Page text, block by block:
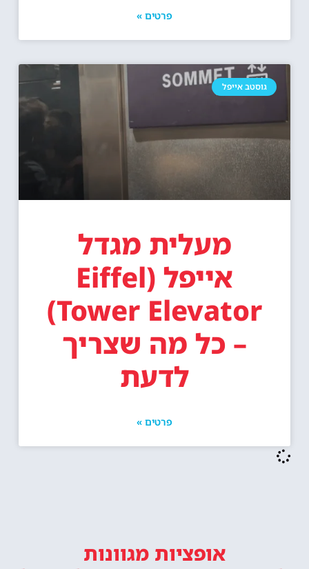
פרטים »
גוסטב אייפל
מעלית מגדל
אייפל (Eiffel
Tower Elevator)
– כל מה שצריך
לדעת
פרטים »
אופציות מגוונות